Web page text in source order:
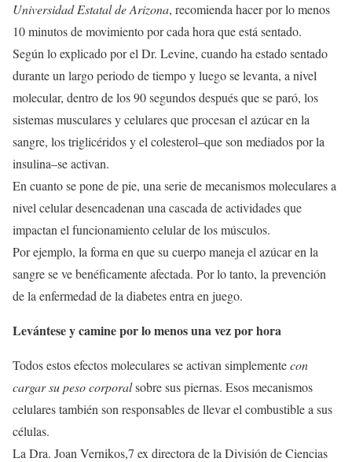
Universidad Estatal de Arizona, recomienda hacer por lo menos
10 minutos de movimiento por cada hora que está sentado.
Según lo explicado por el Dr. Levine, cuando ha estado sentado
durante un largo periodo de tiempo y luego se levanta, a nivel
molecular, dentro de los 90 segundos después que se paró, los
sistemas musculares y celulares que procesan el azúcar en la
sangre, los triglicéridos y el colesterol–que son mediados por la
insulina–se activan.
En cuanto se pone de pie, una serie de mecanismos moleculares a
nivel celular desencadenan una cascada de actividades que
impactan el funcionamiento celular de los músculos.
Por ejemplo, la forma en que su cuerpo maneja el azúcar en la
sangre se ve benéficamente afectada. Por lo tanto, la prevención
de la enfermedad de la diabetes entra en juego.
Levántese y camine por lo menos una vez por hora
Todos estos efectos moleculares se activan simplementecon
cargar su peso corporalsobre sus piernas. Esos mecanismos
celulares también son responsables de llevar el combustible a sus
células.
La Dra. Joan Vernikos,7 ex directora de la División de Ciencias